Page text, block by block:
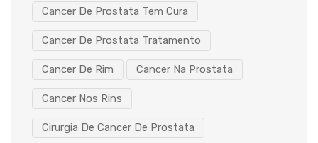
Cancer De Prostata Tem Cura
Cancer De Prostata Tratamento
Cancer De Rim Cancer Na Prostata
Cancer Nos Rins
Cirurgia De Cancer De Prostata